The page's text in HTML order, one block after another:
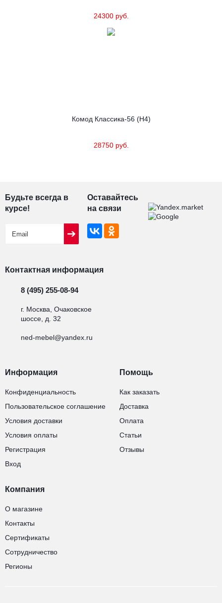
24300 руб.
Комод Классика-56 (Н4)
28750 руб.
Компания
О магазине
Контакты
Сертификаты
Сотрудничество
Регионы
Информация
Конфиденциальность
Пользовательское соглашение
Условия доставки
Условия оплаты
Регистрация
Вход
Помощь
Как заказать
Доставка
Оплата
Статьи
Отзывы
Будьте всегда в
курсе!
Оставайтесь
на связи
Контактная информация
8 (495) 255-08-94
г. Москва, Очаковское
шоссе, д. 32
ned-mebel@yandex.ru